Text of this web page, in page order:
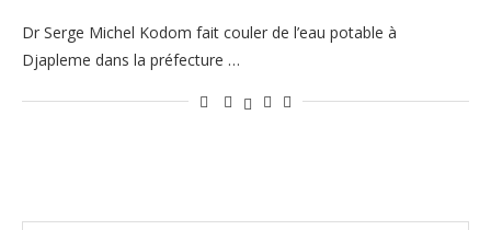
Dr Serge Michel Kodom fait couler de l’eau potable à
Djapleme dans la préfecture …